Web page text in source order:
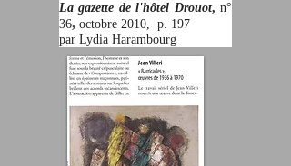
La gazette de l'hôtel Drouot,n°
36, octobre 2010, p. 197
par Lydia Harambourg